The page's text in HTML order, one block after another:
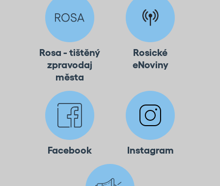
Rosa - tištěný
zpravodaj
města
Rosické
eNoviny
Facebook Instagram